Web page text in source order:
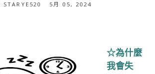
STARYE520 5月 05, 2024
☆為什麼
我會失